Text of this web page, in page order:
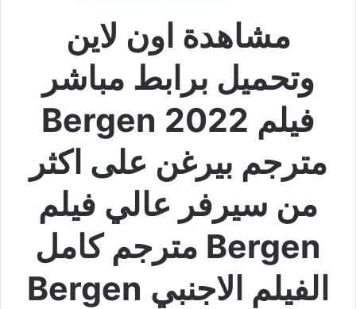
مشاهدة اون لاين
وتحميل برابط مباشر
فيلم Bergen 2022
مترجم بيرغن على اكثر
من سيرفر عالي فيلم
Bergen مترجم كامل
الفيلم الاجنبي Bergen